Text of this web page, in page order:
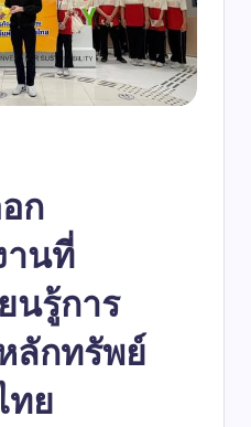
ก
านที่
รู้การ
ลักทรัพย์
ทย